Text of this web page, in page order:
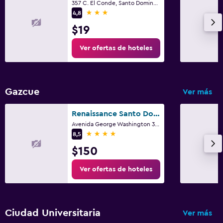
4,8
3 estrellas
$19
Ver ofertas de hoteles
Gazcue Ver más
Renaissance Santo Domingo Jaragua Hotel and Casino
8,5
4 estrellas
$150
Ver ofertas de hoteles
Ciudad Universitaria Ver más